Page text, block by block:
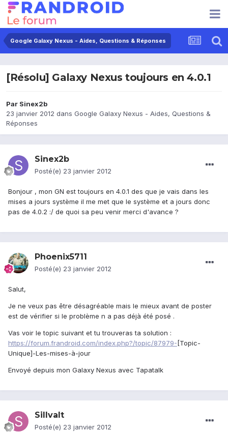
Google Galaxy Nexus - Aides, Questions & Réponses
[Résolu] Galaxy Nexus toujours en 4.0.1
Par Sinex2b
23 janvier 2012 dans Google Galaxy Nexus - Aides, Questions &
Réponses
Sinex2b
Posté(e) 23 janvier 2012
Bonjour , mon GN est toujours en 4.0.1 des que je vais dans les
mises a jours système il me met que le système et a jours donc
pas de 4.0.2 :/ de quoi sa peu venir merci d'avance ?
Phoenix5711
Posté(e) 23 janvier 2012
Salut,
Je ne veux pas être désagréable mais le mieux avant de poster
est de vérifier si le problème n a pas déjà été posé .
Vas voir le topic suivant et tu trouveras ta solution :
https://forum.frandroid.com/index.php?/topic/87979- [Topic-
Unique]-Les-mises-à-jour
Envoyé depuis mon Galaxy Nexus avec Tapatalk
Sillvalt
Posté(e) 23 janvier 2012